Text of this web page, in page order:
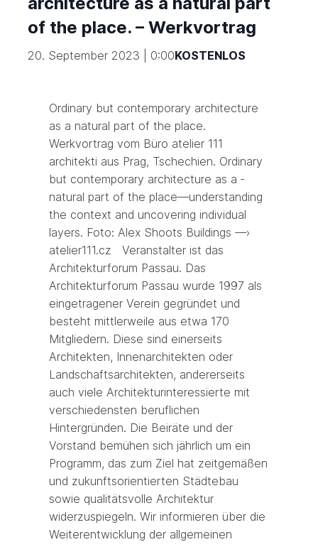
of the place. – Werkvortrag
20. September 2023 | 0:00KOSTENLOS
Ordinary but contemporary architecture
as a natural part of the place.
Werkvortrag vom Büro atelier 111
architekti aus Prag, Tschechien. Ordinary
but contempo­rary architecture as a ­
natural part of the place—understanding
the context and uncovering individual
layers. Foto: Alex Shoots Buildings —›
atelier111.cz Veranstalter ist das
Architekturforum Passau. Das
Architekturforum Passau wurde 1997 als
eingetragener Verein gegründet und
besteht mittlerweile aus etwa 170
Mitgliedern. Diese sind einerseits
Architekten, Innenarchitekten oder
Landschaftsarchitekten, andererseits
auch viele Architekturinteressierte mit
verschiedensten beruflichen
Hintergründen. Die Beiräte und der
Vorstand bemühen sich jährlich um ein
Programm, das zum Ziel hat zeitgemäßen
und zukunftsorientierten Städtebau
sowie qualitätsvolle Architektur
widerzuspiegeln. Wir informieren über die
Weiterentwicklung der allgemeinen